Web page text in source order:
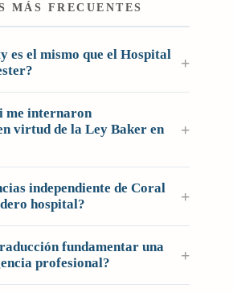
MÁS FRECUENTES
es el mismo que el Hospital
+
me internaron
virtud de la Ley Baker en
+
independiente de Coral
hospital?
+
fundamentar una
profesional?
+